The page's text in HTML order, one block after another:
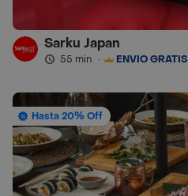
Sarku Japan
55 min · ENVÍO GRATIS
Hasta 20% Off